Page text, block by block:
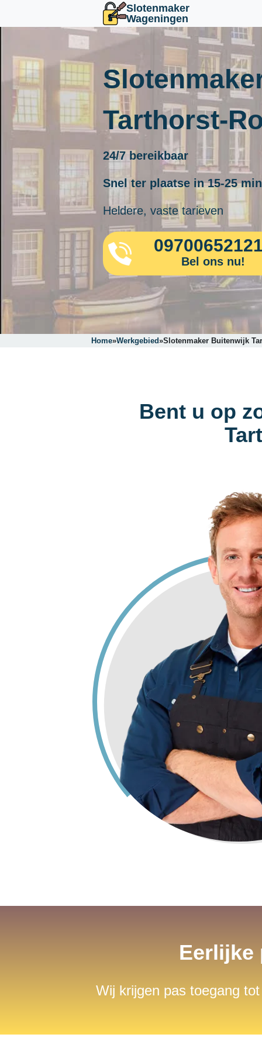
Slotenmaker
Wageningen
Tarthorst-
24/7 bereikbaar
Snel ter plaatse in 15-25
Heldere, vaste tarieven
Bel ons nu!
Home»Werkgebied»Slotenmaker Buitenwijk
Bent u op
Eerlijke
Wij krijgen pas toegang